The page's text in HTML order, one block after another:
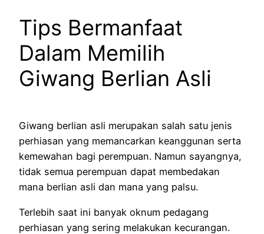
Tips Bermanfaat
Dalam Memilih
Giwang Berlian Asli
Giwang berlian asli merupakan salah satu jenis
perhiasan yang memancarkan keanggunan serta
kemewahan bagi perempuan. Namun sayangnya,
tidak semua perempuan dapat membedakan
mana berlian asli dan mana yang palsu.
Terlebih saat ini banyak oknum pedagang
perhiasan yang sering melakukan kecurangan.